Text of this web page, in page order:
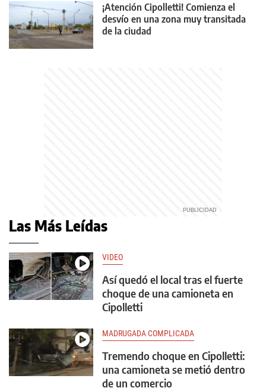
¡Atención Cipolletti! Comienza el
desvío en una zona muy transitada
de la ciudad
Las Más Leídas
VIDEO
Así quedó el local tras el fuerte
choque de una camioneta en
Cipolletti
MADRUGADA COMPLICADA
Tremendo choque en Cipolletti:
una camioneta se metió dentro
de un comercio